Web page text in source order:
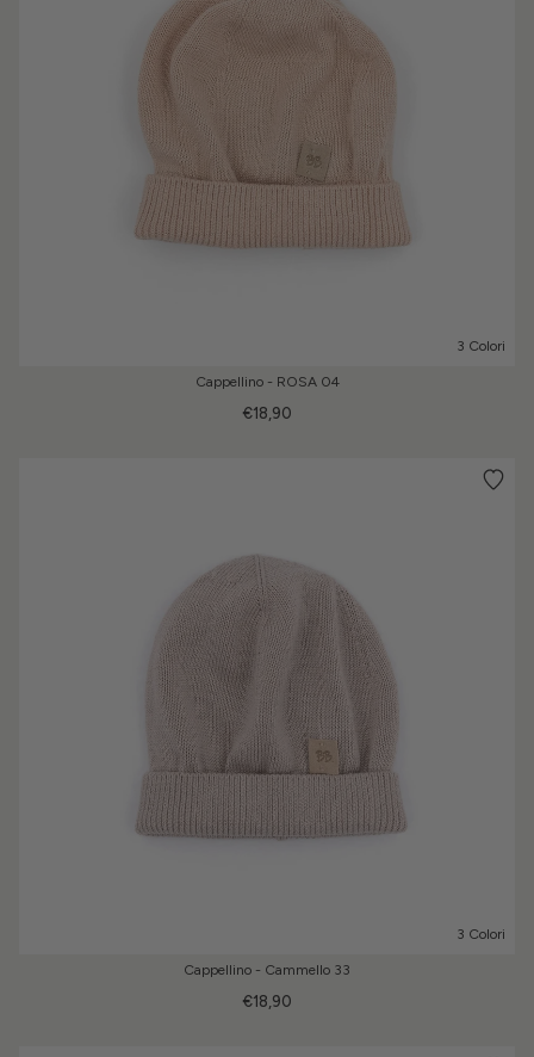
3 Colori
Cappellino - ROSA 04
€18,90
3 Colori
Cappellino - Cammello 33
€18,90